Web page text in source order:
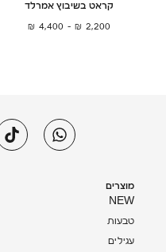
קראט בשיבוץ אמרלד
2,200
₪
–
4,400
₪
מוצרים
NEW
טבעות
עגילים